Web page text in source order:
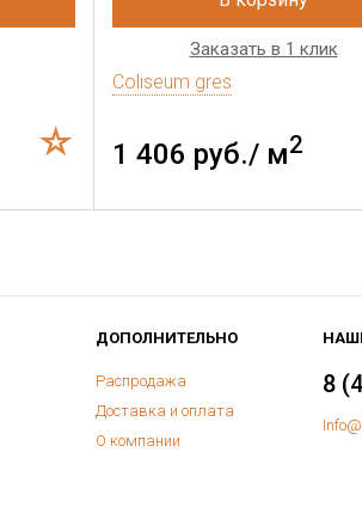
Заказать в 1 клик
Coliseum gres
1 406 руб./ м2
ДОПОЛНИТЕЛЬНО
Распродажа
Доставка и оплата
О компании
8